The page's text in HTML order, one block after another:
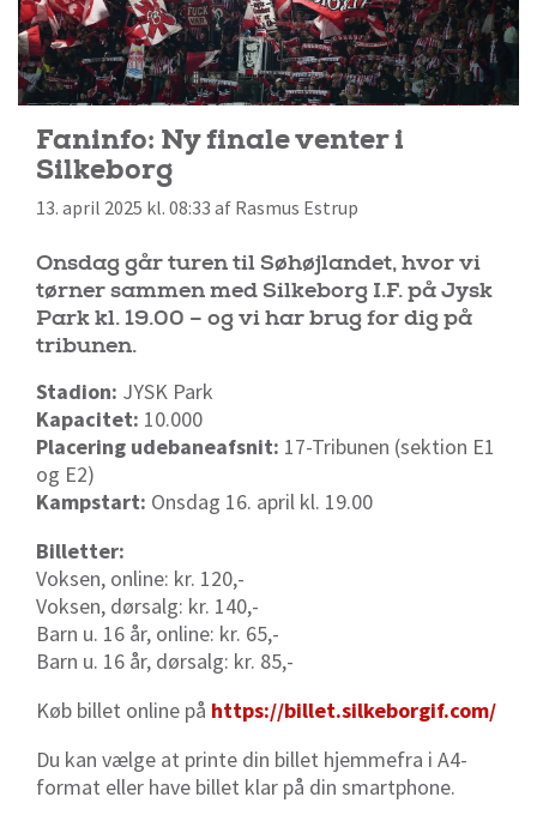
Faninfo: Ny finale venter i
Silkeborg
13. april 2025 kl. 08:33 af Rasmus Estrup
Onsdag går turen til Søhøjlandet, hvor vi
tørner sammen med Silkeborg I.F. på Jysk
Park kl. 19.00 – og vi har brug for dig på
tribunen.
Stadion: JYSK Park
Kapacitet: 10.000
Placering udebaneafsnit: 17-Tribunen (sektion E1
og E2)
Kampstart: Onsdag 16. april kl. 19.00
Billetter:
Voksen, online: kr. 120,-
Voksen, dørsalg: kr. 140,-
Barn u. 16 år, online: kr. 65,-
Barn u. 16 år, dørsalg: kr. 85,-
Køb billet online på https://billet.silkeborgif.com/
Du kan vælge at printe din billet hjemmefra i A4-
format eller have billet klar på din smartphone.